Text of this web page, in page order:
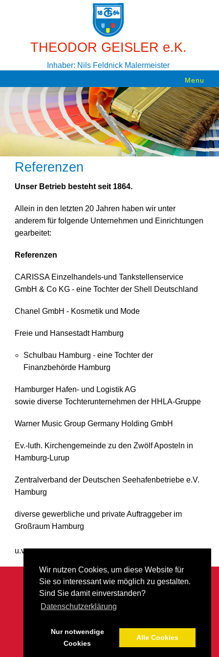
Wir nutzen Cookies, um diese Website für
Sie so interessant wie möglich zu gestalten.
Sind Sie damit einverstanden?
Datenschutzerklärung
Nur notwendige
Cookies
Alle Cookies
THEODOR GEISLER e.K.
Inhaber: Nils Feldnick Malermeister
Menu
Referenzen
Unser Betrieb besteht seit 1864.
Allein in den letzten 20 Jahren haben wir unter
anderem für folgende Unternehmen und Einrichtungen
gearbeitet:
Referenzen
CARISSA Einzelhandels-und Tankstellenservice
GmbH & Co KG - eine Tochter der Shell Deutschland
Chanel GmbH - Kosmetik und Mode
Freie und Hansestadt Hamburg
Schulbau Hamburg - eine Tochter der
Finanzbehörde Hamburg
Hamburger Hafen- und Logistik AG
sowie diverse Tochterunternehmen der HHLA-Gruppe
Warner Music Group Germany Holding GmbH
Ev.-luth. Kirchengemeinde zu den Zwölf Aposteln in
Hamburg-Lurup
Zentralverband der Deutschen Seehafenbetriebe e.V.
Hamburg
diverse gewerbliche und private Auftraggeber im
Großraum Hamburg
u.v.a.m.
THEODOR GEISLER e.K.
Inh. Nils Feldnick Malermeister
22549 Hamburg -Osdorf